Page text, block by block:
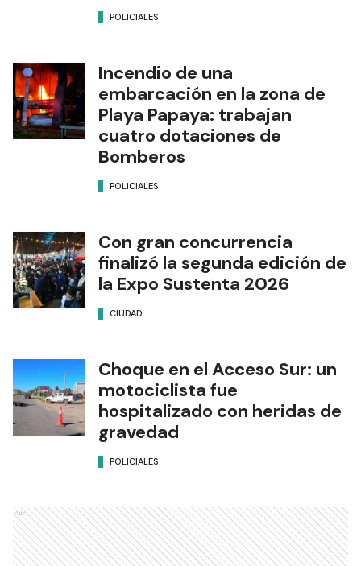
POLICIALES
Incendio de una
embarcación en la zona de
Playa Papaya: trabajan
cuatro dotaciones de
Bomberos
POLICIALES
Con gran concurrencia
finalizó la segunda edición de
la Expo Sustenta 2026
CIUDAD
Choque en el Acceso Sur: un
motociclista fue
hospitalizado con heridas de
gravedad
POLICIALES
Ads